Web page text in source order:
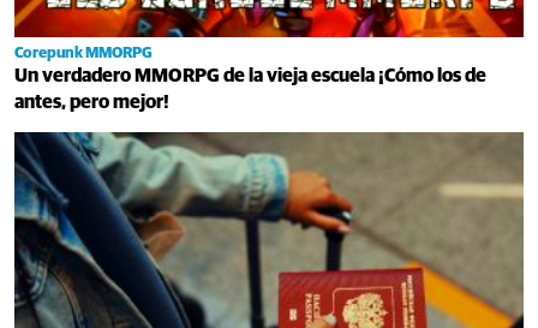
Corepunk MMORPG
Un verdadero MMORPG de la vieja escuela ¡Cómo los de
antes, pero mejor!